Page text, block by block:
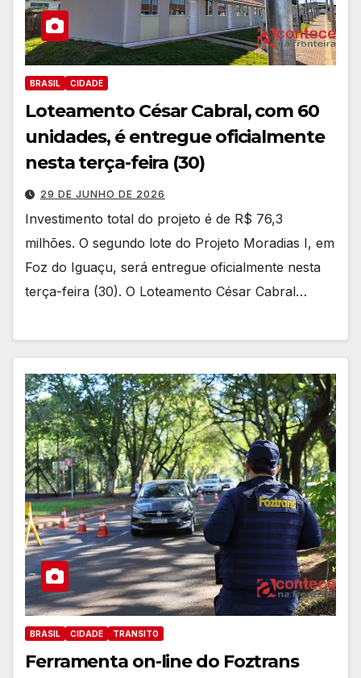
BRASIL CIDADE
Loteamento César Cabral, com 60
unidades, é entregue oficialmente
nesta terça-feira (30)
29 DE JUNHO DE 2026
Investimento total do projeto é de R$ 76,3
milhões. O segundo lote do Projeto Moradias I, em
Foz do Iguaçu, será entregue oficialmente nesta
terça-feira (30). O Loteamento César Cabral…
BRASIL CIDADE TRANSITO
Ferramenta on-line do Foztrans